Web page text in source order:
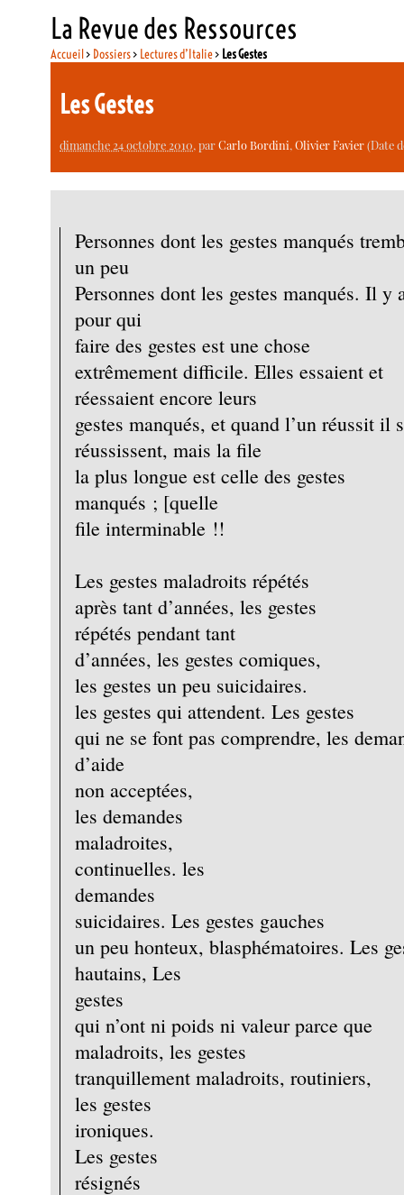
La Revue des Ressources
Accueil> Dossiers> Lectures d’Italie> Les Gestes
Les Gestes
dimanche 24 octobre 2010, parCarlo Bordini,Olivier Favier(Date
Personnes dont les gestes manqués
un peu
Personnes dont les gestes manqués. Il y
pour qui
faire des gestes est une chose
extrêmement difficile. Elles essaient et
réessaient encore leurs
gestes manqués, et quand l’un réussit il
réussissent, mais la file
la plus longue est celle des gestes
manqués ; [quelle
file interminable !!
Les gestes maladroits répétés
après tant d’années, les gestes
répétés pendant tant
d’années, les gestes comiques,
les gestes un peu suicidaires.
les gestes qui attendent. Les gestes
qui ne se font pas comprendre, les
d’aide
non acceptées,
les demandes
maladroites,
continuelles. les
demandes
suicidaires. Les gestes gauches
un peu honteux, blasphématoires. Les
hautains, Les
gestes
qui n’ont ni poids ni valeur parce que
maladroits, les gestes
tranquillement maladroits, routiniers,
les gestes
ironiques.
Les gestes
résignés